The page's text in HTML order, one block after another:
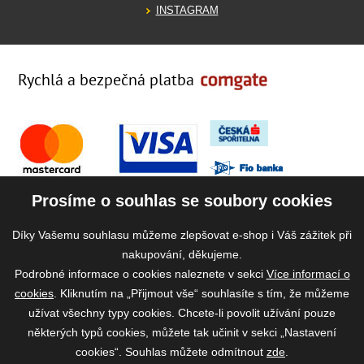
INSTAGRAM
Rychlá a bezpečná platba
Prosíme o souhlas se soubory cookies
Díky Vašemu souhlasu můžeme zlepšovat e-shop i Váš zážitek při
nakupování, děkujeme.
Podrobné informace o cookies naleznete v sekci Více informací o
cookies . Kliknutím na „Přijmout vše“ souhlasíte s tím, že můžeme
užívat všechny typy cookies. Chcete-li povolit užívání pouze
některých typů cookies, můžete tak učinit v sekci „Nastavení
cookies“. Souhlas můžete odmítnout zde